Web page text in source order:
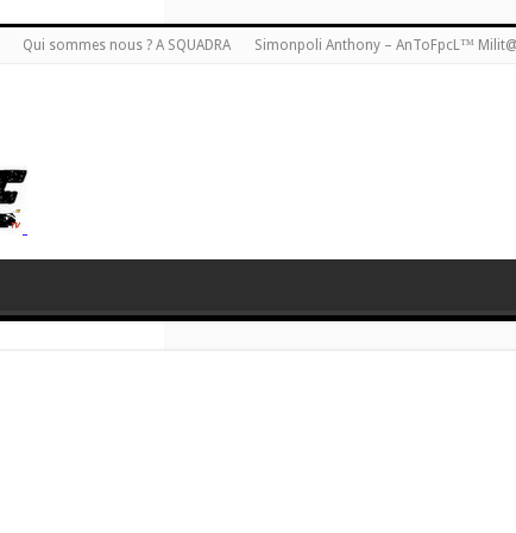
Qui sommes nous ? A SQUADRA Simonpoli Anthony – AnToFpcL™